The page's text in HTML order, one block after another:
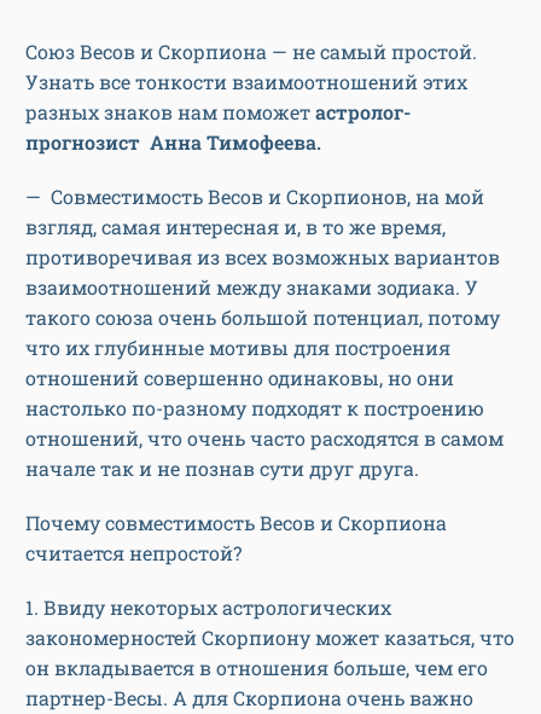
Союз Весов и Скорпиона — не самый простой.
Узнать все тонкости взаимоотношений этих
разных знаков нам поможетастролог-
прогнозист Анна Тимофеева.
— Совместимость Весов и Скорпионов, на мой
взгляд, самая интересная и, в то же время,
противоречивая из всех возможных вариантов
взаимоотношений между знаками зодиака. У
такого союза очень большой потенциал, потому
что их глубинные мотивы для построения
отношений совершенно одинаковы, но они
настолько по-разному подходят к построению
отношений, что очень часто расходятся в самом
начале так и не познав сути друг друга.
Почему совместимость Весов и Скорпиона
считается непростой?
1. Ввиду некоторых астрологических
закономерностей Скорпиону может казаться, что
он вкладывается в отношения больше, чем его
партнер-Весы. А для Скорпиона очень важно